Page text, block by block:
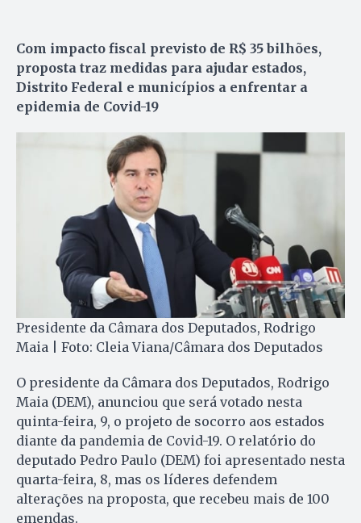
Com impacto fiscal previsto de R$ 35 bilhões,
proposta traz medidas para ajudar estados,
Distrito Federal e municípios a enfrentar a
epidemia de Covid-19
Presidente da Câmara dos Deputados, Rodrigo
Maia | Foto: Cleia Viana/Câmara dos Deputados
O presidente da Câmara dos Deputados, Rodrigo
Maia (DEM), anunciou que será votado nesta
quinta-feira, 9, o projeto de socorro aos estados
diante da pandemia de Covid-19. O relatório do
deputado Pedro Paulo (DEM) foi apresentado nesta
quarta-feira, 8, mas os líderes defendem
alterações na proposta, que recebeu mais de 100
emendas.